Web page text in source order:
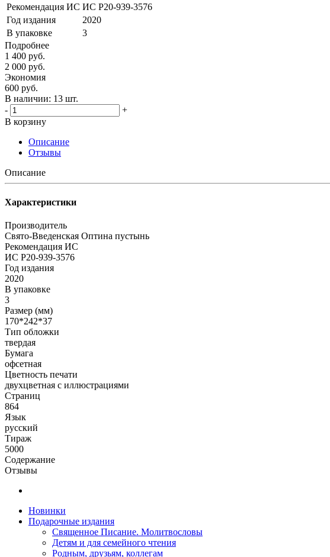
Рекомендация ИС ИС Р20-939-3576
Год издания
2020
В упаковке
3
Подробнее
1 400 руб.
2 000 руб.
Экономия
600 руб.
В наличии: 13 шт.
-
+
В корзину
Описание
Отзывы
Описание
Характеристики
Производитель
Свято-Введенская Оптина пустынь
Рекомендация ИС
ИС Р20-939-3576
Год издания
2020
В упаковке
3
Размер (мм)
170*242*37
Тип обложки
твердая
Бумага
офсетная
Цветность печати
двухцветная с иллюстрациями
Страниц
864
Язык
русский
Тираж
5000
Содержание
Отзывы
Новинки
Подарочные издания
Священное Писание. Молитвословы
Детям и для семейного чтения
Родным, друзьям, коллегам